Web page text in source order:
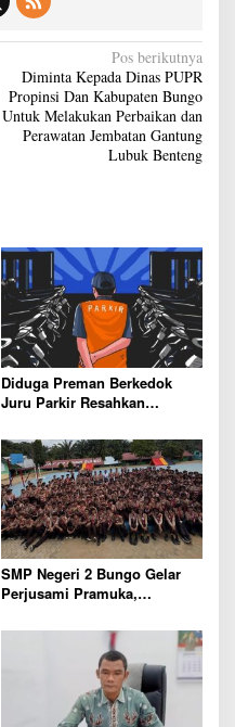
Pos berikutnya
Diminta Kepada Dinas PUPR
Propinsi Dan Kabupaten Bungo
Untuk Melakukan Perbaikan dan
Perawatan Jembatan Gantung
Lubuk Benteng
Diduga Preman Berkedok
Juru Parkir Resahkan
polres Bungo dan Kapolsek
Diminta Segera Bertindak
SMP Negeri 2 Bungo Gelar
Perjusami Pramuka,
mulia, disiplin, mandiri,
bertanggung jawab Sejak Dini